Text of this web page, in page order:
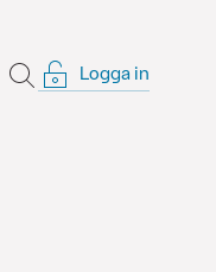
SÖK Logga in